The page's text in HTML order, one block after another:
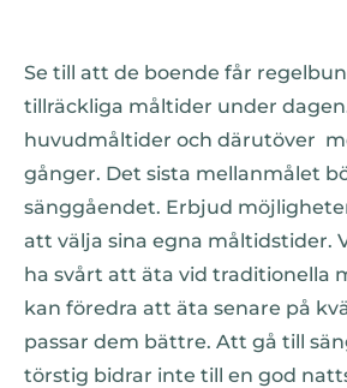
Se till att de boende får
tillräckliga måltider under
huvudmåltider och därutöver
gånger. Det sista mellanmålet
sänggåendet. Erbjud
att välja sina egna måltidstider.
ha svårt att äta vid traditionella
kan föredra att äta senare på
passar dem bättre. Att gå till
törstig bidrar inte till en god